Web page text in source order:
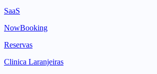
SaaS
NowBooking
Reservas
Clinica Laranjeiras